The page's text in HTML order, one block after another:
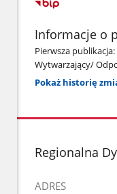
Informacje o
Pierwsza publikacja:
Wytwarzający/
Pokaż historię
stopka
Regionalna
ADRES